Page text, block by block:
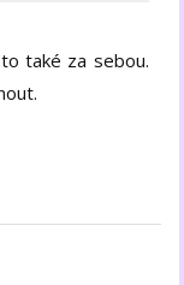
také za sebou.